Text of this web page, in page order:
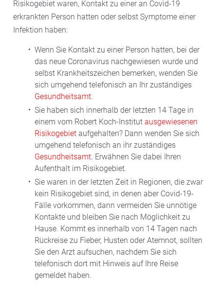
Risikogebiet waren, Kontakt zu einer an Covid-19
erkrankten Person hatten oder selbst Symptome einer
Infektion haben:
Wenn Sie Kontakt zu einer Person hatten, bei der
das neue Coronavirus nachgewiesen wurde und
selbst Krankheitszeichen bemerken, wenden Sie
sich umgehend telefonisch an Ihr zuständiges
Gesundheitsamt.
Sie haben sich innerhalb der letzten 14 Tage in
einem vom Robert Koch-Institut ausgewiesenen
Risikogebiet aufgehalten? Dann wenden Sie sich
umgehend telefonisch an ihr zuständiges
Gesundheitsamt. Erwähnen Sie dabei Ihren
Aufenthalt im Risikogebiet.
Sie waren in der letzten Zeit in Regionen, die zwar
kein Risikogebiet sind, in denen aber Covid-19-
Fälle vorkommen, dann vermeiden Sie unnötige
Kontakte und bleiben Sie nach Möglichkeit zu
Hause. Kommt es innerhalb von 14 Tagen nach
Rückreise zu Fieber, Husten oder Atemnot, sollten
Sie den Arzt aufsuchen, nachdem Sie sich
telefonisch dort mit Hinweis auf Ihre Reise
gemeldet haben.